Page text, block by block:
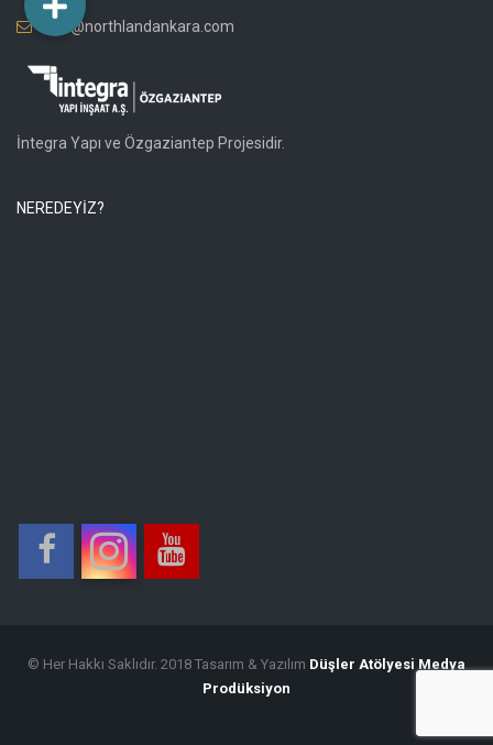
info@northlandankara.com
İntegra Yapı ve Özgaziantep Projesidir.
NEREDEYİZ?
© Her Hakkı Saklıdır. 2018 Tasarım & Yazılım Düşler Atölyesi Medya
Prodüksiyon